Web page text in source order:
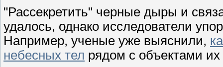
"Рассекретить" черные дыры и
удалось, однако исследователи
Например, ученые уже выяснили,
небесных тел рядом с объектами их